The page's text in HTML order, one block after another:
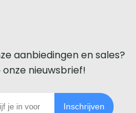
aanbiedingen en sales?
nieuwsbrief!
Inschrijven